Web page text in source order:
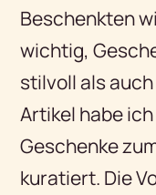
Beschenkten
wichtig,
stilvoll als
Artikel habe
Geschenke
kuratiert. Die